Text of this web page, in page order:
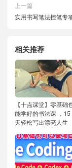
上一篇
实用书写笔法控笔专
相关推荐
【十点课堂】零基础
能学好的书法课 ，15
天轻松写出漂亮人生